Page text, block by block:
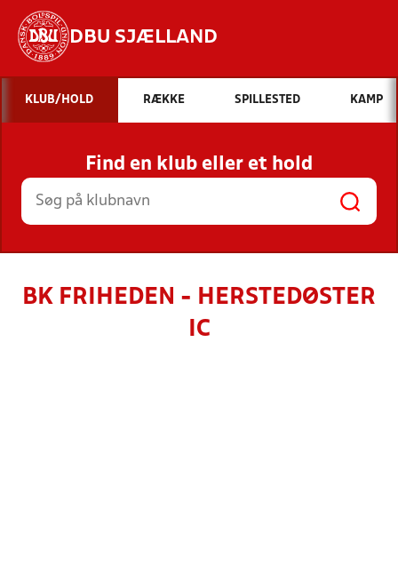
DBU SJÆLLAND
Hvad vil du søge efter?
INDHOLD OG NYHEDER
STILLINGER, RESULTATER, KLUBBER OG
HOLD
KLUB/HOLD RÆKKE SPILLESTED KAMP
Find en klub eller et hold
BK FRIHEDEN - HERSTEDØSTER
IC